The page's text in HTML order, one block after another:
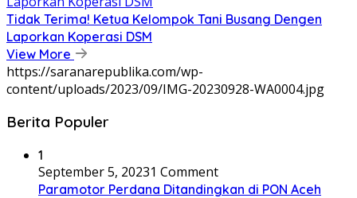
Tidak Terima! Ketua Kelompok Tani Busang Dengen
Laporkan Koperasi DSM
View More
https://saranarepublika.com/wp-
content/uploads/2023/09/IMG-20230928-WA0004.jpg
Berita Populer
1
September 5, 20231 Comment
Paramotor Perdana Ditandingkan di PON Aceh